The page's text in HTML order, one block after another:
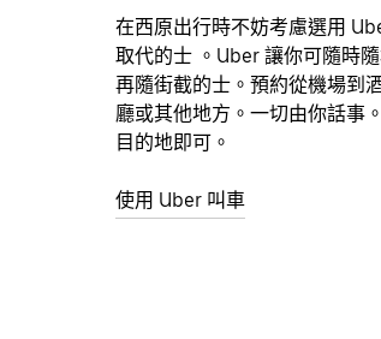
在西原出行時不妨考慮選用
取代的士 。Uber 讓你可隨時
再隨街截的士。預約從機場到
廳或其他地方。一切由你話事
目的地即可。
使用 Uber 叫車